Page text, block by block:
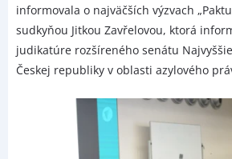
informovala o najväčších výzvach
sudkyňou Jitkou Zavřelovou, ktorá
judikatúre rozšíreného senátu
Českej republiky v oblasti azylového